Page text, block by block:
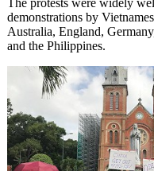
The protests were widely
demonstrations by
Australia, England,
and the Philippines.